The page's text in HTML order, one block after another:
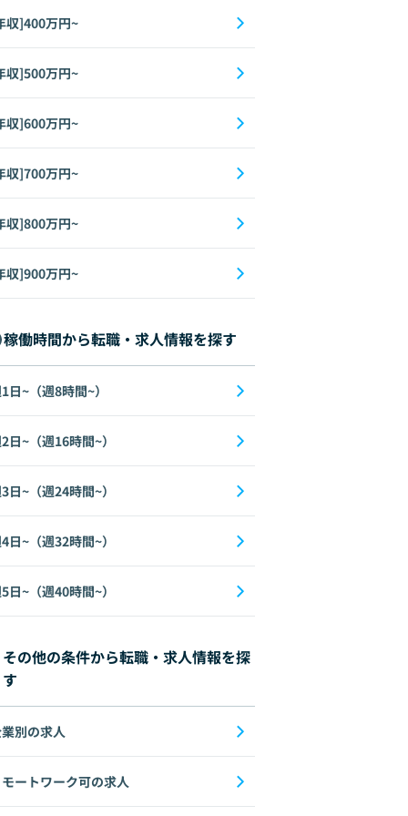
収]400万円~
収]500万円~
収]600万円~
収]700万円~
収]800万円~
収]900万円~
稼働時間から転職・求人情報を探す
日~（週8時間~）
日~（週16時間~）
日~（週24時間~）
日~（週32時間~）
日~（週40時間~）
その他の条件から転職・求人情報を探
す
別の求人
モートワーク可の求人